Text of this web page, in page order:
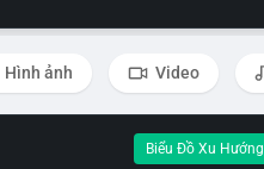
Hình ảnh Video
Biểu Đồ Xu Hướng